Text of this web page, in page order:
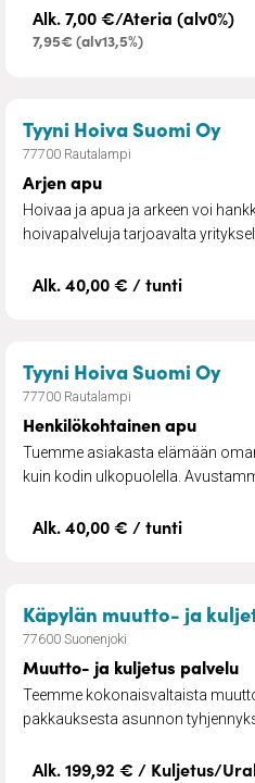
Alk. 7,00 €/Ateria (alv0%)
7,95€ (alv13,5%)
Tyyni Hoiva Suomi Oy–
77700 Rautalampi
Arjen apu
Hoivaa ja apua ja arkeen voi
hoivapalveluja tarjoavalta
Alk. 40,00 € / tunti
Tyyni Hoiva Suomi Oy–
77700 Rautalampi
Henkilökohtainen apu
Tuemme asiakasta elämään
kuin kodin ulkopuolella.
Alk. 40,00 € / tunti
Käpylän muutto- ja
77600 Suonenjoki
Muutto- ja kuljetus palvelu
Teemme kokonaisvaltaista
pakkauksesta asunnon
Alk. 199,92 € / Kuljetus/